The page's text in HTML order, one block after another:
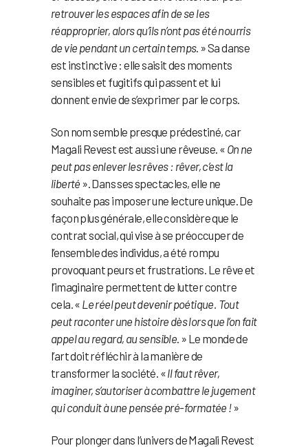
retrouver les espaces afin de se les
réapproprier, alors qu’ils n’ont pas été nourris
de vie pendant un certain temps. » Sa danse
est instinctive : elle saisit des moments
sensibles et fugitifs qui passent et lui
donnent envie de s’exprimer par le corps.
Son nom semble presque prédestiné, car
Magali Revest est aussi une rêveuse. « On ne
peut pas enlever les rêves : rêver, c’est la
liberté ». Dans ses spectacles, elle ne
souhaite pas imposer une lecture unique. De
façon plus générale, elle considère que le
contrat social, qui vise à se préoccuper de
l’ensemble des individus, a été rompu
provoquant peurs et frustrations. Le rêve et
l’imaginaire permettent de lutter contre
cela. « Le réel peut devenir poétique. Tout
peut raconter une histoire dès lors que l’on fait
appel au regard, au sensible. » Le monde de
l’art doit réfléchir à la manière de
transformer la société. «Il faut rêver,
imaginer, s’autoriser à combattre le jugement
qui conduit à une pensée pré-formatée !»
Pour plonger dans l’univers de Magali Revest